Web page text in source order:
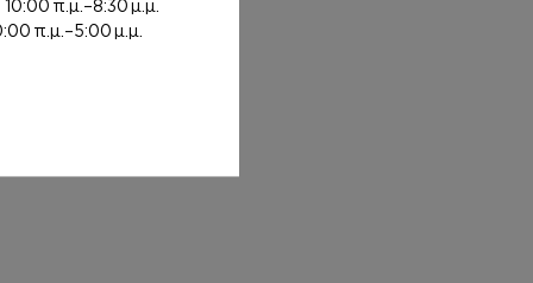
10:00 π.μ.–8:30 μ.μ.
π.μ.–5:00 μ.μ.